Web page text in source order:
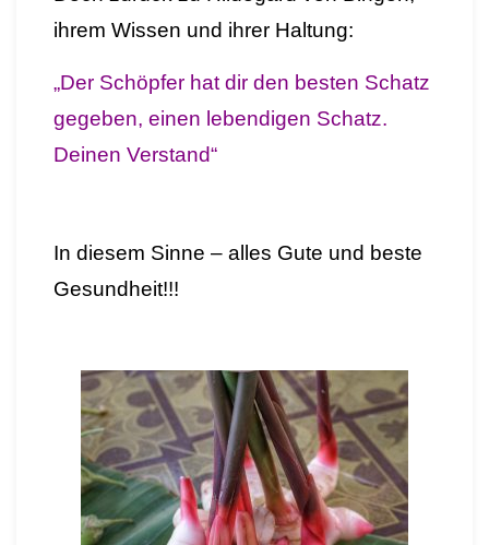
ihrem Wissen und ihrer Haltung:
„Der Schöpfer hat dir den besten Schatz
gegeben, einen lebendigen Schatz.
Deinen Verstand“
In diesem Sinne – alles Gute und beste
Gesundheit!!!